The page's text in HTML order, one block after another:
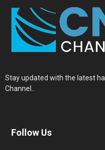
Stay updated with the latest
Channel..
Follow Us